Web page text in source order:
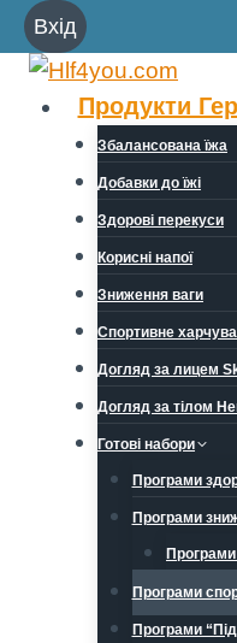
Перейти
до
Вхід
Продукти
Збалансована їжа
Добавки до їжі
Здорові перекуси
Корисні напої
Зниження ваги
Спортивне
Догляд за лицем
Догляд за тілом
Готові набори
Програми
Програми
Програми
Програми